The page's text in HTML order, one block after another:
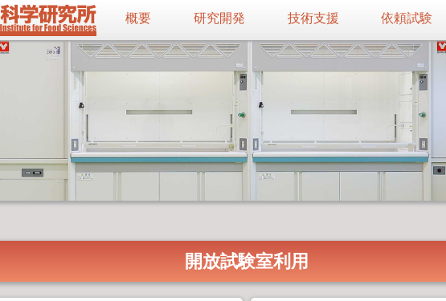
概要 研究開発 技術支援 依頼試験
開放試験室利用